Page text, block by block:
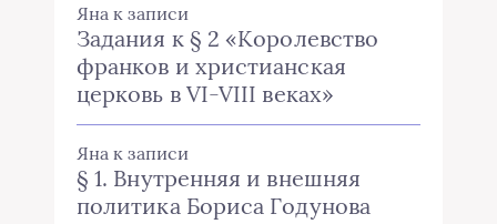
Яна к записи
Задания к § 2 «Королевство
франков и христианская
церковь в VI-VIII веках»
Яна к записи
§ 1. Внутренняя и внешняя
политика Бориса Годунова